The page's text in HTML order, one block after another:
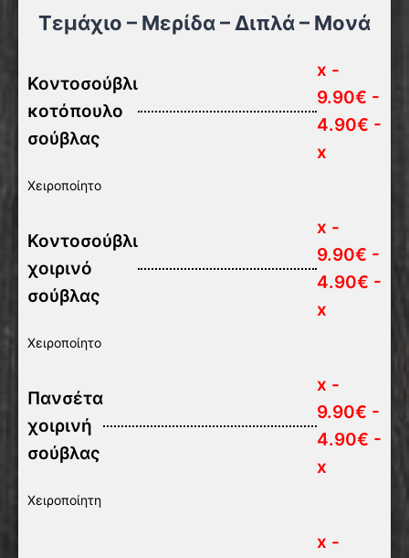
Τεμάχιο – Μερίδα – Διπλά – Μονά
Κοντοσούβλι
κοτόπουλο
σούβλας
x -
9.90€ -
4.90€ -
x
Χειροποίητο
Κοντοσούβλι
χοιρινό
σούβλας
x -
9.90€ -
4.90€ -
x
Χειροποίητο
Πανσέτα
χοιρινή
σούβλας
x -
9.90€ -
4.90€ -
x
Χειροποίητη
x -